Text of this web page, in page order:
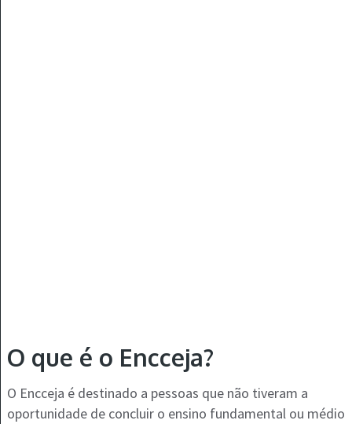
O que é o Encceja?
O Encceja é destinado a pessoas que não tiveram a
oportunidade de concluir o ensino fundamental ou médio